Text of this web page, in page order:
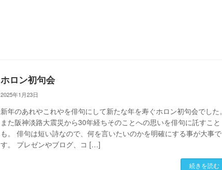
ホロン初句会
2025年1月23日
新年のあれやこれやを俳句にして新たな年を寿ぐホロン初句会でした。
また阪神淡路大震災から30年経ちそのことへの思いを俳句に託すこと
も。 俳句は短い詩なので、何を言いたいのかを明確にする事が大事で
す。 プレゼンやブログ、コ […]
続きを読む